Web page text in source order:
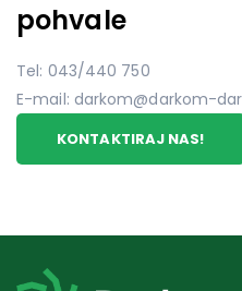
pohvale
Tel: 043/440 750
E-mail: darkom@darkom-
KONTAKTIRAJ NAS!